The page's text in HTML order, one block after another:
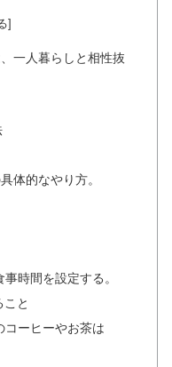
一人暮らしと相性抜
体的なやり方。
時間を設定する。
と
コーヒーやお茶は